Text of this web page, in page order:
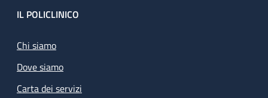
Footer
IL POLICLINICO
Chi siamo
Dove siamo
Carta dei servizi